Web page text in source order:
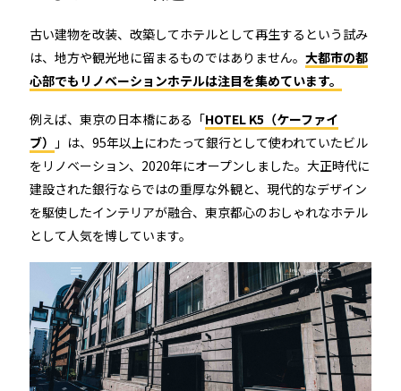
古い建物を改装、改築してホテルとして再生するという試み
は、地方や観光地に留まるものではありません。 大都市の都
心部でもリノベーションホテルは注目を集めています。
例えば、東京の日本橋にある「HOTEL K5（ケーファイ
ブ）
」は、95年以上にわたって銀行として使われていたビル
をリノベーション、2020年にオープンしました。大正時代に
建設された銀行ならではの重厚な外観と、現代的なデザイン
を駆使したインテリアが融合、東京都心のおしゃれなホテル
として人気を博しています。